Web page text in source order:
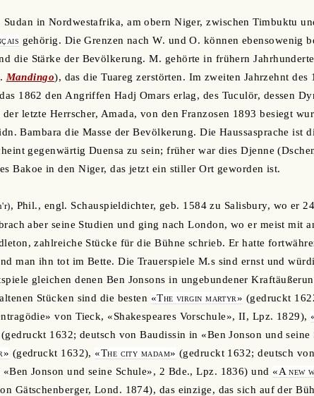
in Nordwestafrika, am obern Niger, zwischen Timbuktu
gehörig. Die Grenzen nach W. und O. können ebensowenig
die Stärke der Bevölkerung. M. gehörte in frühern
Mandingo), das die Tuareg zerstörten. Im zweiten Jahrzehnt des
1862 den Angriffen Hadj Omars erlag, des Tuculör, dessen
letzte Herrscher, Amada, von den Franzosen 1893 besiegt
Bambara die Masse der Bevölkerung. Die Haussasprache ist
gegenwärtig Duensa zu sein; früher war dies Djenne
Bakoe in den Niger, das jetzt ein stiller Ort geworden ist.
, Phil., engl. Schauspieldichter, geb. 1584 zu Salisbury, wo er
aber seine Studien und ging nach London, wo er meist mit
zahlreiche Stücke für die Bühne schrieb. Er hatte
man ihn tot im Bette. Die Trauerspiele M.s sind ernst und
gleichen denen Ben Jonsons in ungebundener
Stücken sind die besten «The virgin martyr» (gedruckt
von Tieck, «Shakespeares Vorschule», II, Lpz. 1829),
(gedruckt 1632; deutsch von Baudissin in «Ben Jonson und
(gedruckt 1632), «The city madam» (gedruckt 1632; deutsch
Jonson und seine Schule», 2 Bde., Lpz. 1836) und «A new
Gätschenberger, Lond. 1874), das einzige, das sich auf der